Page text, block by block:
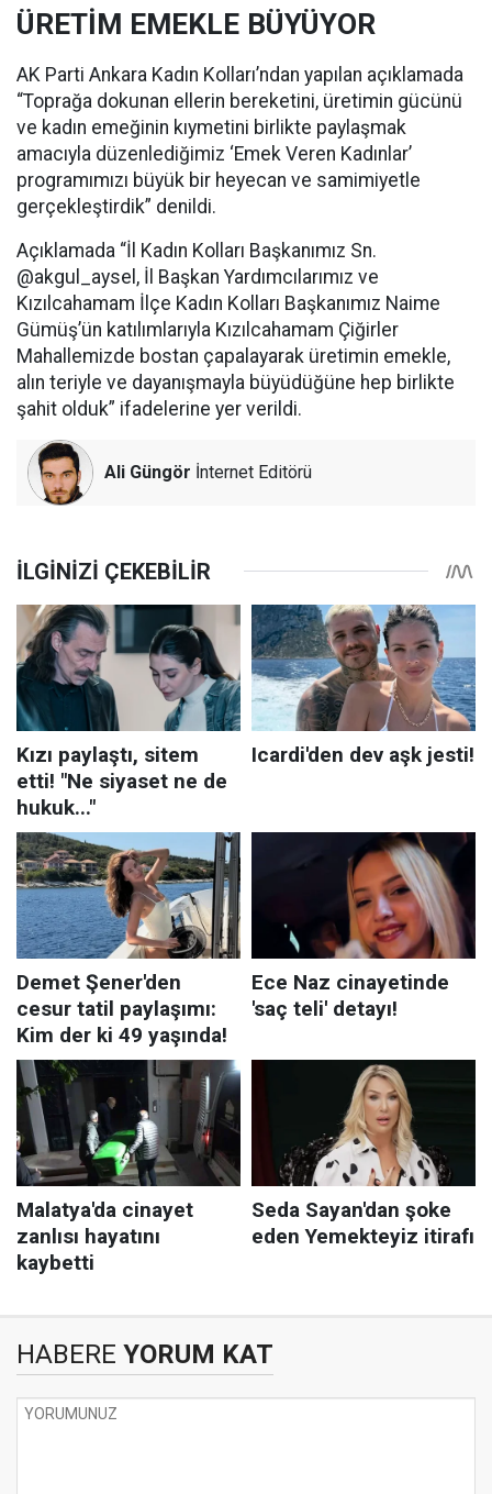
ÜRETİM EMEKLE BÜYÜYOR
AK Parti Ankara Kadın Kolları’ndan yapılan açıklamada
“Toprağa dokunan ellerin bereketini, üretimin gücünü
ve kadın emeğinin kıymetini birlikte paylaşmak
amacıyla düzenlediğimiz ‘Emek Veren Kadınlar’
programımızı büyük bir heyecan ve samimiyetle
gerçekleştirdik” denildi.
Açıklamada “İl Kadın Kolları Başkanımız Sn.
@akgul_aysel, İl Başkan Yardımcılarımız ve
Kızılcahamam İlçe Kadın Kolları Başkanımız Naime
Gümüş’ün katılımlarıyla Kızılcahamam Çiğirler
Mahallemizde bostan çapalayarak üretimin emekle,
alın teriyle ve dayanışmayla büyüdüğüne hep birlikte
şahit olduk” ifadelerine yer verildi.
Ali Güngör İnternet Editörü
HABERE YORUM KAT